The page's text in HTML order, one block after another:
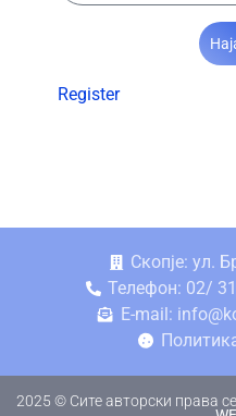
Register
Скопје: ул.
Телефон: 02/
E-mail:
2025 © Сите авторски права